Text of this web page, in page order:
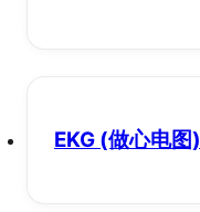
EKG (做心电图)